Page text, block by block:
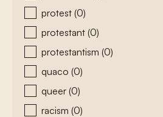
protest (0)
protestant (0)
protestantism (0)
quaco (0)
queer (0)
racism (0)